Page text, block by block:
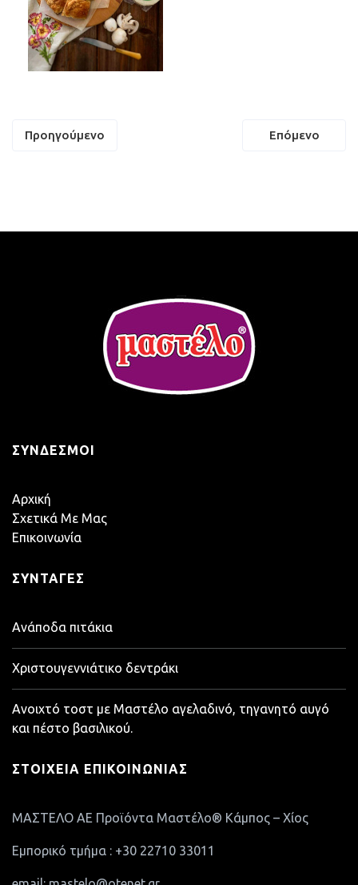
Πλοήγηση
Προηγούμενο Επόμενο
ΣΎΝΔΕΣΜΟΙ
Αρχική
Σχετικά Με Μας
Επικοινωνία
ΣΥΝΤΑΓΈΣ
Ανάποδα πιτάκια
Χριστουγεννιάτικο δεντράκι
Ανοιχτό τοστ με Μαστέλο αγελαδινό, τηγανητό αυγό
και πέστο βασιλικού.
ΣΤΟΙΧΕΊΑ ΕΠΙΚΟΙΝΩΝΊΑΣ
ΜΑΣΤΕΛΟ ΑΕ Προϊόντα Μαστέλο® Κάμπος – Χίος
Εμπορικό τμήμα : +30 22710 33011